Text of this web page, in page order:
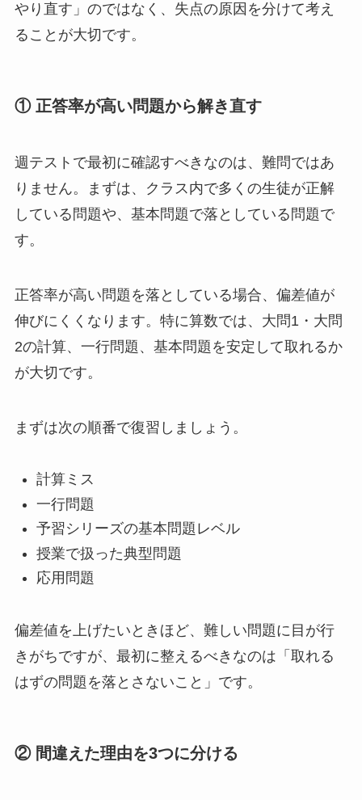
やり直す」のではなく、失点の原因を分けて考え
ることが大切です。
① 正答率が高い問題から解き直す
週テストで最初に確認すべきなのは、難問ではあ
りません。まずは、クラス内で多くの生徒が正解
している問題や、基本問題で落としている問題で
す。
正答率が高い問題を落としている場合、偏差値が
伸びにくくなります。特に算数では、大問1・大問
2の計算、一行問題、基本問題を安定して取れるか
が大切です。
まずは次の順番で復習しましょう。
計算ミス
一行問題
予習シリーズの基本問題レベル
授業で扱った典型問題
応用問題
偏差値を上げたいときほど、難しい問題に目が行
きがちですが、最初に整えるべきなのは「取れる
はずの問題を落とさないこと」です。
② 間違えた理由を3つに分ける